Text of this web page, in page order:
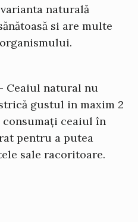
naturală
si are multe
Ceaiul natural nu
gustul in maxim 2
consumați ceaiul în
pentru a putea
sale racoritoare.